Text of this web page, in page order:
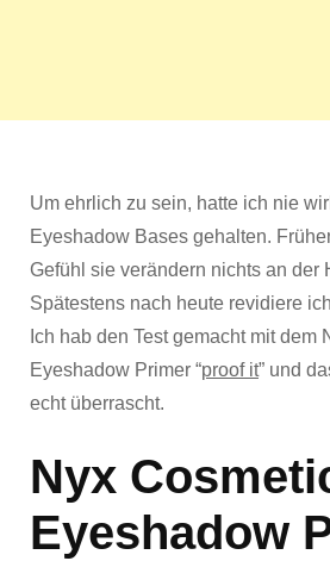
Um ehrlich zu sein, hatte ich nie
Eyeshadow Bases gehalten.
Gefühl sie verändern nichts an der
Spätestens nach heute revidiere
Ich hab den Test gemacht mit dem
Eyeshadow Primer “proof it” und
echt überrascht.
Nyx
Eyeshadow